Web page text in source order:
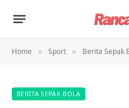
Home » Sport » Berita Sepak
BERITA SEPAK BOLA